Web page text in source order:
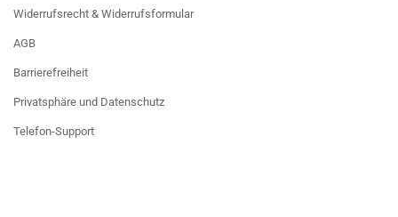
Widerrufsrecht & Widerrufsformular
AGB
Barrierefreiheit
Privatsphäre und Datenschutz
Telefon-Support